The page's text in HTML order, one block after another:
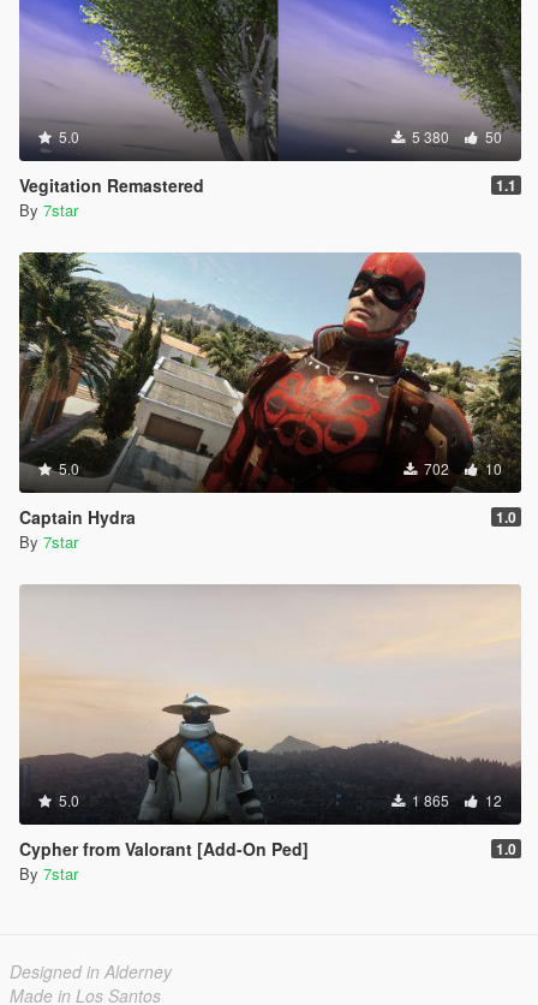
5.0 5 380 50
Vegitation Remastered 1.1
By 7star
5.0 702 10
Captain Hydra 1.0
By 7star
5.0 1 865 12
Cypher from Valorant [Add-On Ped] 1.0
By 7star
Designed in Alderney
Made in Los Santos